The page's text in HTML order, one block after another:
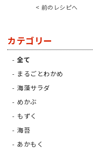
< 前のレシピへ
カテゴリー
全て
まるごとわかめ
海藻サラダ
めかぶ
もずく
海苔
あかもく